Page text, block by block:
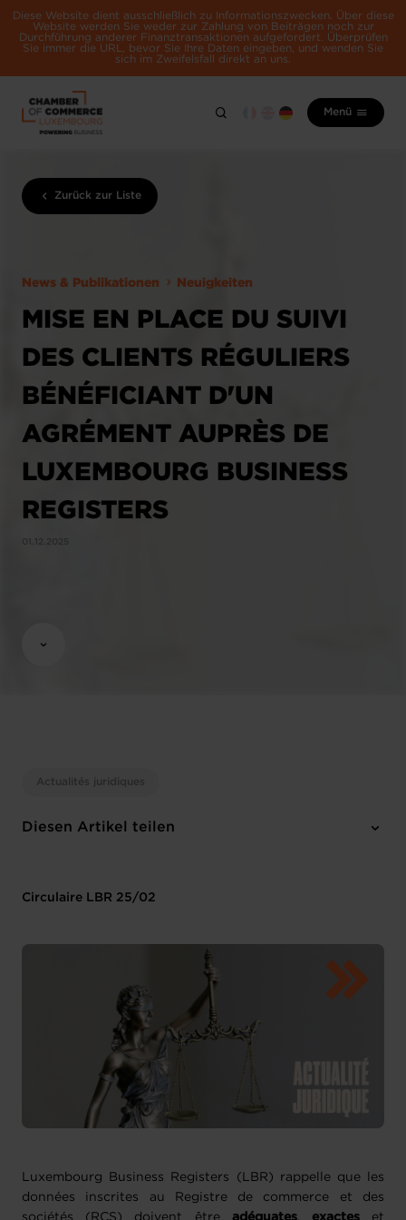
Diese Website dient ausschließlich zu Informationszwecken. Über diese
Website werden Sie weder zur Zahlung von Beiträgen noch zur
Durchführung anderer Finanztransaktionen aufgefordert. Überprüfen
Sie immer die URL, bevor Sie Ihre Daten eingeben, und wenden Sie
sich im Zweifelsfall direkt an uns.
Menü
Zurück zur Liste
News & Publikationen Neuigkeiten
MISE EN PLACE DU SUIVI
DES CLIENTS RÉGULIERS
BÉNÉFICIANT D'UN
AGRÉMENT AUPRÈS DE
LUXEMBOURG BUSINESS
REGISTERS
01.12.2025
Actualités juridiques
Diesen Artikel teilen
Circulaire LBR 25/02
Luxembourg Business Registers (LBR) rappelle que les
données inscrites au Registre de commerce et des
sociétés (RCS) doivent être adéquates, exactes et